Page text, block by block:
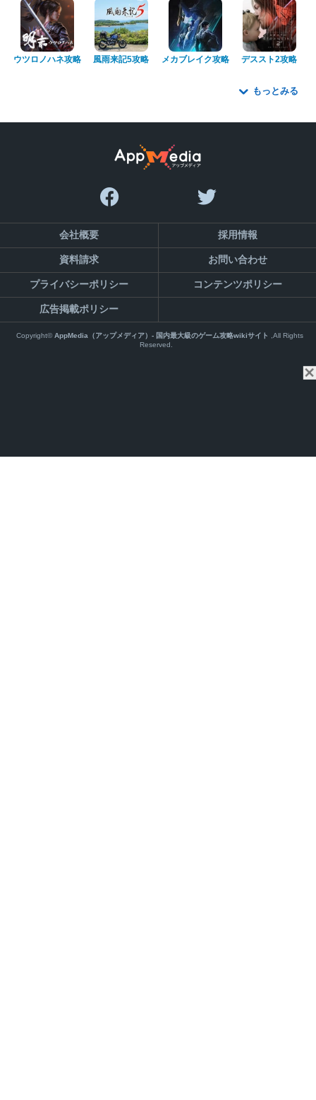
ウツロノハネ攻略 風雨来記5攻略 メカブレイク攻略 デススト2攻略
もっとみる
会社概要 採用情報
資料請求 お問い合わせ
プライバシーポリシー コンテンツポリシー
広告掲載ポリシー
Copyright©AppMedia（アップメディア）- 国内最大級のゲーム攻略wikiサイト
,All Rights
Reserved.